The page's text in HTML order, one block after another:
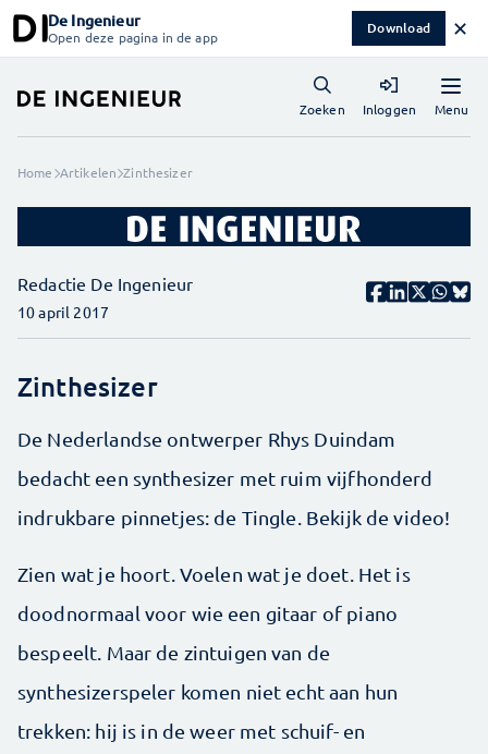
De Ingenieur
Open deze pagina in de app Download ✕
Menu
Zoeken Inloggen
Home Artikelen Zinthesizer
Redactie De Ingenieur
10 april 2017
Zinthesizer
De Nederlandse ontwerper Rhys Duindam
bedacht een synthesizer met ruim vijfhonderd
indrukbare pinnetjes: de Tingle. Bekijk de video!
Zien wat je hoort. Voelen wat je doet. Het is
doodnormaal voor wie een gitaar of piano
bespeelt. Maar de zintuigen van de
synthesizerspeler komen niet echt aan hun
trekken: hij is in de weer met schuif- en